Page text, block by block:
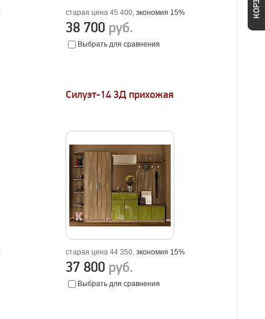
старая цена 45 400,экономия 15%
38 700 руб.
Выбрать для сравнения
Силуэт-14 3Д прихожая
старая цена 44 350,экономия 15%
37 800 руб.
Выбрать для сравнения